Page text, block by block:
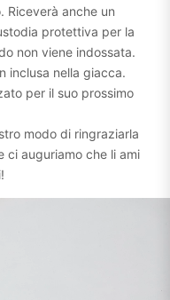
Riceverà anche un
protettiva per la
non viene indossata.
inclusa nella giacca.
per il suo prossimo
modo di ringraziarla
ci auguriamo che li ami